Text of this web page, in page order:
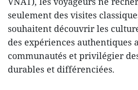
seulement des visites
souhaitent découvrir les
des expériences authentiques
communautés et privilégier
durables et différenciées.